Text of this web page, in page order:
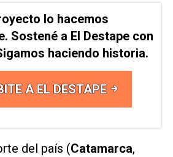
lo hacemos
Sostené a El Destape con
haciendo historia.
A EL DESTAPE
del país (Catamarca,